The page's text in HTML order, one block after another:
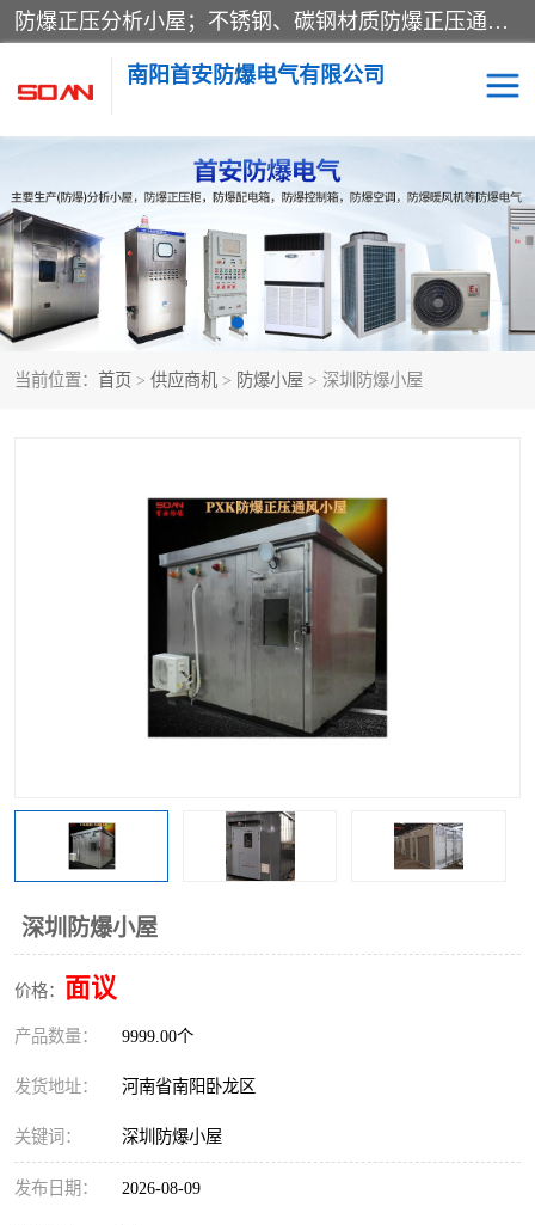
防爆正压分析小屋；不锈钢、碳钢材质防爆正压通风柜，分上下、左右、外挂三种款式；立式、挂式防爆配电柜体；不锈钢、碳钢防爆变频、磁力、星三角启动器；不锈钢、碳钢、铸铝防爆控制箱柜；可操作按键、多块式防爆仪表箱；多材质防爆接线箱；台式防爆电脑、防爆监视器。产品适配石油、化工、煤炭、电力、纺织、酿酒、航天、铁路、冶金、船舶、消防、市政等多行业工况使用。
南阳首安防爆电气有限公司
当前位置： 首页 > 供应商机 > 防爆小屋 > 深圳防爆小屋
深圳防爆小屋
价格： 面议
产品数量： 9999.00个
发货地址： 河南省南阳卧龙区
关键词： 深圳防爆小屋
发布日期： 2026-08-09
防爆小屋 防爆正压柜
防爆空调 防爆配电箱
防爆控制箱 防爆接线箱
防爆操作柱 防爆监视显示器